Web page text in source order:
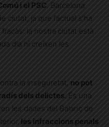
i el PSC. Barcelona
ciutat, ja que l’actual s’ha
la nostra ciutat està
dia hi creixen les
la inseguretat, no pot
dels delictes. És una
les dades del Balanç de
les infraccions penals